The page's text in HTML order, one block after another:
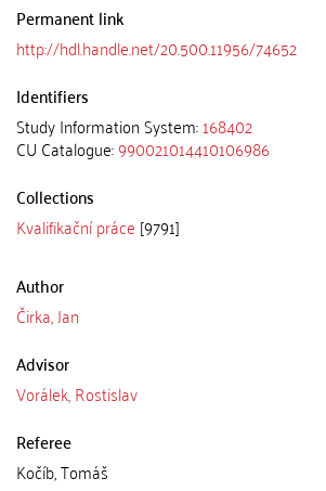
Permanent link
http://hdl.handle.net/20.500.11956/74652
Identifiers
Study Information System:168402
CU Catalogue:990021014410106986
Collections
Kvalifikační práce [9791]
Author
Čirka, Jan
Advisor
Vorálek, Rostislav
Referee
Kočíb, Tomáš